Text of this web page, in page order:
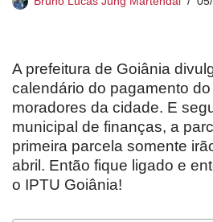
A prefeitura de Goiânia
calendário do pagamento
moradores da cidade. E
municipal de finanças, a
primeira parcela somente
abril. Então fique ligado e
o IPTU Goiânia!